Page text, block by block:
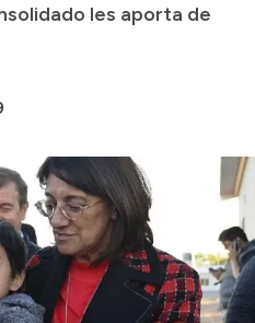
les aporta de